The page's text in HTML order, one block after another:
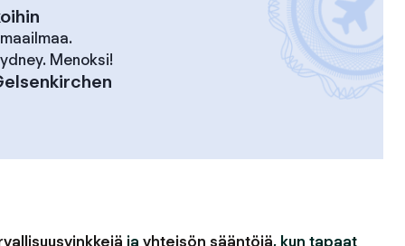
Menoksi!
ja yhteisön sääntöjä, kun tapaat